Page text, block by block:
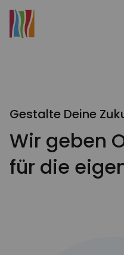
Gestalte Deine
Wir geben
für die